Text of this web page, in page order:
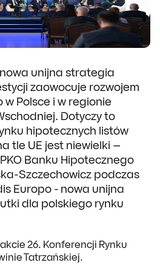
unijna strategia
zaowocuje rozwojem
Polsce i w regionie
Dotyczy to
hipotecznych listów
tle UE jest niewielki –
Banku Hipotecznego
Szczechowicz podczas
Europo - nowa unijna
dla polskiego rynku
26. Konferencji Rynku
Tatrzańskiej.